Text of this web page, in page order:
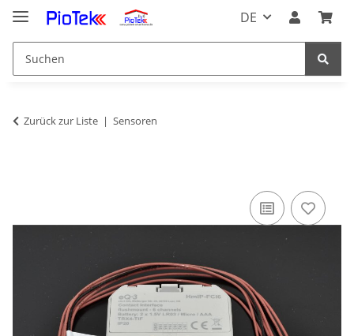
DE
Zurück zur Liste Sensoren